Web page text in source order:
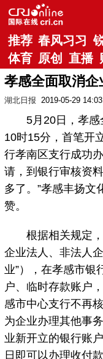
推荐 春风习习
体育 原创 直播
孝感全面取消
湖北日报 2019-05-29
5月20日，孝感
10时15分，首笔开
行孝南区支行成功
请，到银行审核资
多了。”孝感丰扬文
赞。
根据相关规定，
企业法人、非法人
业”），在孝感市银
户、临时存款账户
感市中心支行不再
为企业办理其他事
业新开立的银行账
日即可以办理收付